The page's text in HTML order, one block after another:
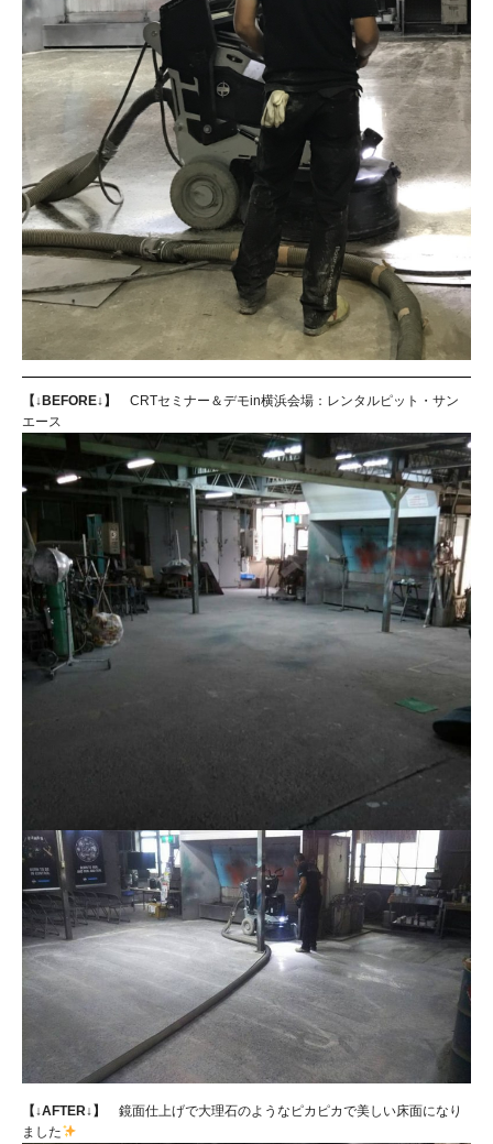
【↓BEFORE↓】
CRTセミナー＆デモin横浜会場：レンタルピット・サン
エース
【↓AFTER↓】
鏡面仕上げで大理石のようなピカピカで美しい床面になり
ました